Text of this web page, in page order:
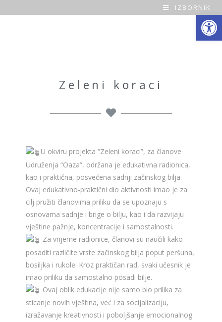
Open toolbar
O
IZBORNIK
Zeleni koraci
U okviru projekta “Zeleni koraci”, za članove
Udruženja “Oaza”, održana je edukativna radionica,
kao i praktična, posvećena sadnji začinskog bilja.
Ovaj edukativno-praktični dio aktivnosti imao je za
cilj pružiti članovima priliku da se upoznaju s
osnovama sadnje i brige o bilju, kao i da razvijaju
vještine pažnje, koncentracije i samostalnosti.
Za vrijeme radionice, članovi su naučili kako
posaditi različite vrste začinskog bilja poput peršuna,
bosiljka i rukole. Kroz praktičan rad, svaki učesnik je
imao priliku da samostalno posadi bilje.
Ovaj oblik edukacije nije samo bio prilika za
sticanje novih vještina, već i za socijalizaciju,
izražavanje kreativnosti i poboljšanje emocionalnog